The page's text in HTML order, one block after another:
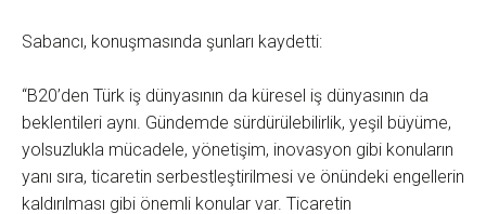
Sabancı, konuşmasında şunları kaydetti:
“B20’den Türk iş dünyasının da küresel iş dünyasının da
beklentileri aynı. Gündemde sürdürülebilirlik, yeşil büyüme,
yolsuzlukla mücadele, yönetişim, inovasyon gibi konuların
yanı sıra, ticaretin serbestleştirilmesi ve önündeki engellerin
kaldırılması gibi önemli konular var. Ticaretin